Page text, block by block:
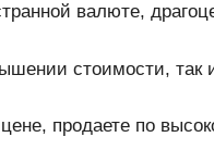
валюте,
стоимости, так
продаете по